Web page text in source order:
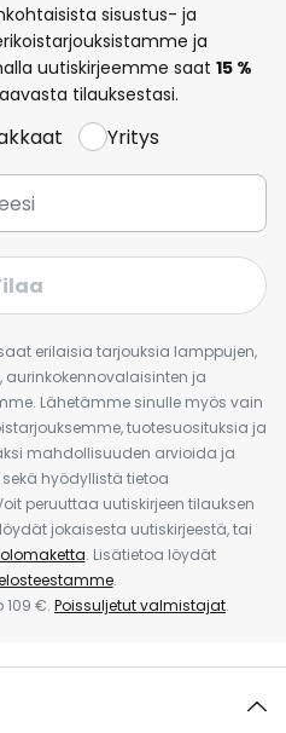
sisustus- ja
ja
uutiskirjeemme saat 15 %
tilauksestasi.
Yritys
erilaisia tarjouksia lamppujen,
aurinkokennovalaisinten ja
Lähetämme sinulle myös vain
tuotesuosituksia ja
mahdollisuuden arvioida ja
hyödyllistä tietoa
peruuttaa uutiskirjeen tilauksen
jokaisesta uutiskirjeestä, tai
. Lisätietoa löydät
.
€. Poissuljetut valmistajat.